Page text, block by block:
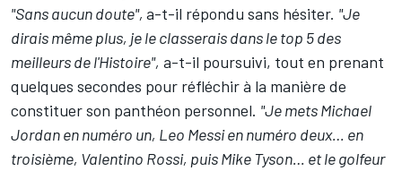
"Sans aucun doute", a-t-il répondu sans hésiter. "Je
dirais même plus, je le classerais dans le top 5 des
meilleurs de l'Histoire", a-t-il poursuivi, tout en prenant
quelques secondes pour réfléchir à la manière de
constituer son panthéon personnel. "Je mets Michael
Jordan en numéro un, Leo Messi en numéro deux… en
troisième, Valentino Rossi, puis Mike Tyson… et le golfeur